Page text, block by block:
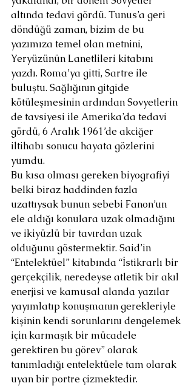
altında tedavi gördü. Tunus’a geri
döndüğü zaman, bizim de bu
yazımıza temel olan metnini,
Yeryüzünün Lanetlileri kitabını
yazdı. Roma’ya gitti, Sartre ile
buluştu. Sağlığının gitgide
kötüleşmesinin ardından Sovyetlerin
de tavsiyesi ile Amerika’da tedavi
gördü, 6 Aralık 1961’de akciğer
iltihabı sonucu hayata gözlerini
yumdu.
Bu kısa olması gereken biyografiyi
belki biraz haddinden fazla
uzattıysak bunun sebebi Fanon’un
ele aldığı konulara uzak olmadığını
ve ikiyüzlü bir tavırdan uzak
olduğunu göstermektir. Said’in
“Entelektüel” kitabında “İstikrarlı bir
gerçekçilik, neredeyse atletik bir akıl
enerjisi ve kamusal alanda yazılar
yayımlatıp konuşmanın gerekleriyle
kişinin kendi sorunlarını dengelemek
için karmaşık bir mücadele
gerektiren bu görev” olarak
tanımladığı entelektüele tam olarak
uyan bir portre çizmektedir.